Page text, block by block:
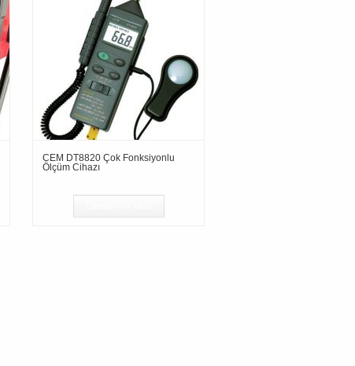
CEM DT8820 Çok Fonksiyonlu
Ölçüm Cihazı